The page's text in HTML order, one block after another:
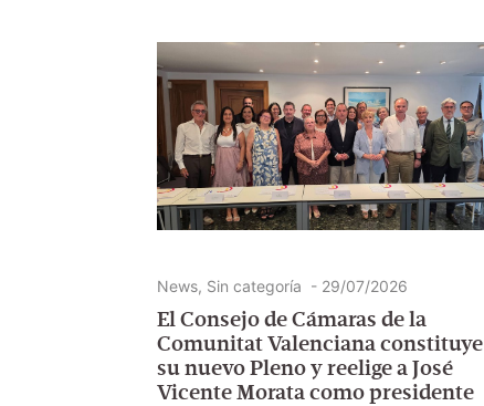
News, Sin categoría - 29/07/2026
El Consejo de Cámaras de la
Comunitat Valenciana constituye
su nuevo Pleno y reelige a José
Vicente Morata como presidente